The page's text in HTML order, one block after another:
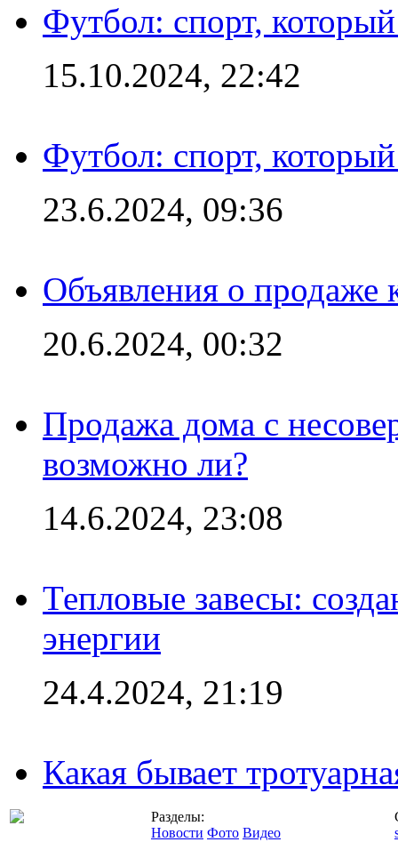
Футбол: спорт,
15.10.2024, 22:42
Футбол: спорт,
23.6.2024, 09:36
Объявления о продаже
20.6.2024, 00:32
Продажа дома с
возможно ли?
14.6.2024, 23:08
Тепловые завесы:
энергии
24.4.2024, 21:19
Какая бывает
Разделы:
Новости Фото Видео